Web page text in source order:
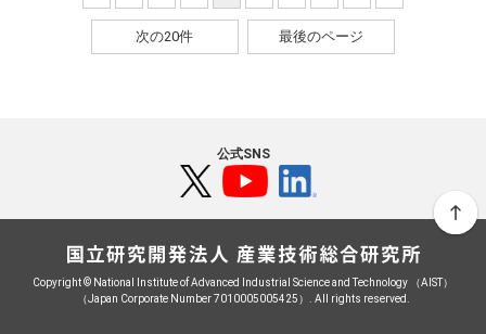
次の20件 最後のページ
公式SNS
Copyright © National Institute of Advanced Industrial Science and Technology （AIST）
（Japan Corporate Number 7010005005425）. All rights reserved.